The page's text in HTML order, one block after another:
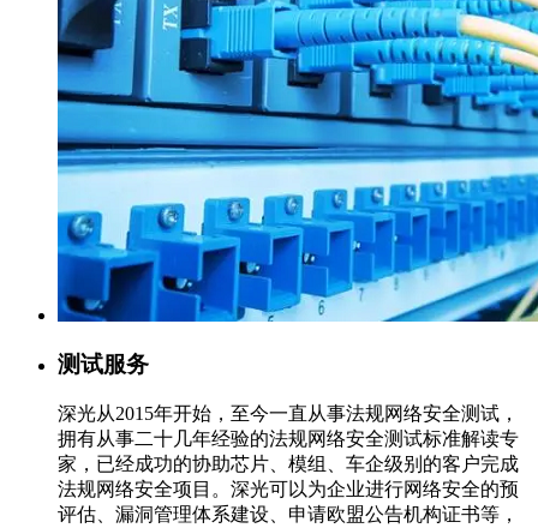
测试服务
深光从2015年开始，至今一直从事法规网络安全测试，
拥有从事二十几年经验的法规网络安全测试标准解读专
家，已经成功的协助芯片、模组、车企级别的客户完成
法规网络安全项目。深光可以为企业进行网络安全的预
评估、漏洞管理体系建设、申请欧盟公告机构证书等，